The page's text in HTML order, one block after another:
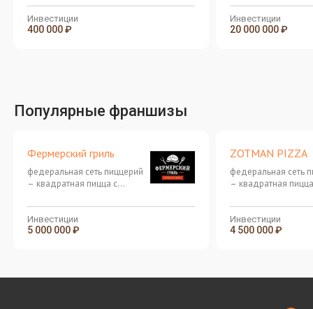
Инвестиции
400 000 ₽
калифорнийскими
Инвестиции
20 000 000 ₽
Популярные франшизы
Фермерский гриль
федеральная сеть пиццерий
– квадратная пицца с
начинки!
Инвестиции
5 000 000 ₽
ZOTMAN PIZZA
федеральная сеть
– квадратная
начинки!
Инвестиции
4 500 000 ₽